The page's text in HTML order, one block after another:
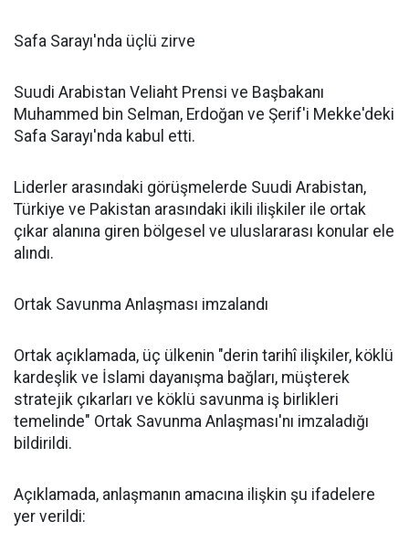
Safa Sarayı'nda üçlü zirve
Suudi Arabistan Veliaht Prensi ve Başbakanı
Muhammed bin Selman, Erdoğan ve Şerif'i Mekke'deki
Safa Sarayı'nda kabul etti.
Liderler arasındaki görüşmelerde Suudi Arabistan,
Türkiye ve Pakistan arasındaki ikili ilişkiler ile ortak
çıkar alanına giren bölgesel ve uluslararası konular ele
alındı.
Ortak Savunma Anlaşması imzalandı
Ortak açıklamada, üç ülkenin "derin tarihî ilişkiler, köklü
kardeşlik ve İslami dayanışma bağları, müşterek
stratejik çıkarları ve köklü savunma iş birlikleri
temelinde" Ortak Savunma Anlaşması'nı imzaladığı
bildirildi.
Açıklamada, anlaşmanın amacına ilişkin şu ifadelere
yer verildi: